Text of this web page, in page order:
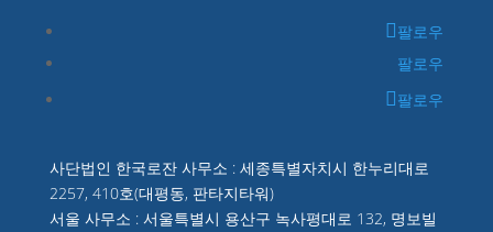
팔로우
팔로우
팔로우
사단법인 한국로잔 사무소 : 세종특별자치시 한누리대로
2257, 410호(대평동, 판타지타워)
서울 사무소 : 서울특별시 용산구 녹사평대로 132, 명보빌